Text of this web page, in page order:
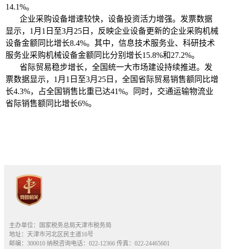
14.1%。
企业采购设备增速较快，设备投资活力增强。发票数据
显示，1月1日至3月25日，反映企业设备更新的企业采购机械
设备金额同比增长8.4%。其中，信息技术服务业、科研技术
服务业采购机械设备金额同比分别增长15.8%和27.2%。
省际贸易稳步增长，全国统一大市场建设持续推进。发
票数据显示，1月1日至3月25日，全国省际贸易销售额同比增
长4.3%，占全国销售比重已达41%。同时，交通运输物流业
省际销售额同比增长6%。
主办单位：国家税务总局天津市税务局
地址：天津市河北区民主道16号
邮编：300010 纳税咨询电话：022-12366 传真：022-24465601